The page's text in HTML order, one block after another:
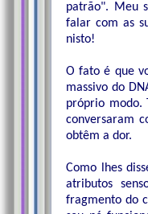
patrão". Meu
falar com as
nisto!
O fato é que
massivo do
próprio modo.
conversaram
obtêm a dor.
Como lhes
atributos
fragmento do